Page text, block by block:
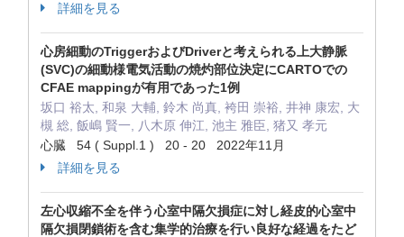
詳細を見る
心房細動のTriggerおよびDriverと考えられる上大静脈
(SVC)の細動様電気活動の焼灼部位決定にCARTOでの
CFAE mappingが有用であった1例
坂口 裕太, 和泉 大輔, 鈴木 尚真, 袴田 崇裕, 井神 康宏, 大
槻 総, 飯嶋 賢一, 八木原 伸江, 池主 雅臣, 猪又 孝元
心臓 54 ( Suppl.1 ) 20 - 20 2022年11月
詳細を見る
左心収縮不全を伴う心室中隔欠損症に対し経皮的心室中
隔欠損閉鎖術を含む集学的治療を行い良好な経過をたど